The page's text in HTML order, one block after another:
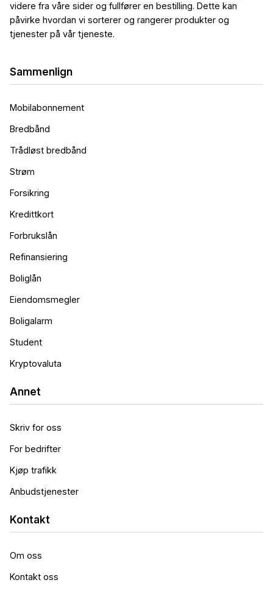
videre fra våre sider og fullfører en bestilling. Dette kan
påvirke hvordan vi sorterer og rangerer produkter og
tjenester på vår tjeneste.
Sammenlign
Mobilabonnement
Bredbånd
Trådløst bredbånd
Strøm
Forsikring
Kredittkort
Forbrukslån
Refinansiering
Boliglån
Eiendomsmegler
Boligalarm
Student
Kryptovaluta
Annet
Skriv for oss
For bedrifter
Kjøp trafikk
Anbudstjenester
Kontakt
Om oss
Kontakt oss